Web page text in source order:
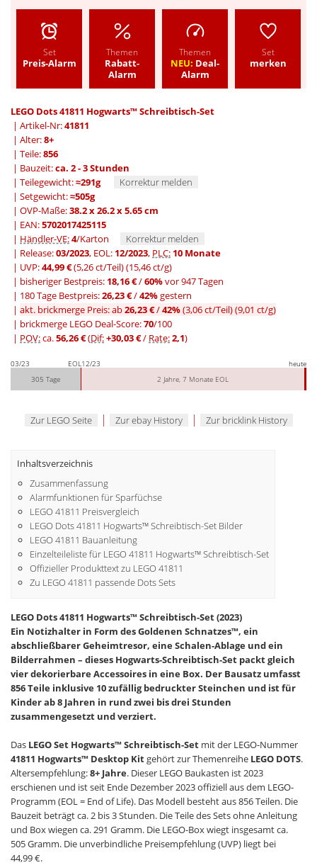
Set
Preis-Alarm
Themen
Rabatt-
Alarm
Themen
NEU: Deal-
Alarm
Set
merken
LEGO Dots 41811 Hogwarts™ Schreibtisch-Set
| Artikel-Nr:41811
| Alter:8+
| Teile:856
| Bauzeit:ca. 2 - 3 Stunden
| Teilegewicht:≈291g
Korrektur melden
| Setgewicht:≈505g
| OVP-Maße:38.2 x 26.2 x 5.65 cm
| EAN:5702017425115
| Händler-VE:4/Karton
Korrektur melden
| Release:03/2023, EOL: 12/2023, PLC: 10 Monate
| UVP:44,99 €(5,26 ct/Teil)(15,46 ct/g)
| bisheriger Bestpreis: 18,16 €/60%vor 947 Tagen
| 180 Tage Bestpreis:26,23 €/42%gestern
| akt. brickmerge Preis: ab26,23 €/42%(3,06 ct/Teil)(9,01 ct/g)
| brickmerge LEGO Deal-Score:70/100
| POV:ca.56,26 €(Dif:+30,03 €/ Rate:2,1)
03/23 EOL12/23
heute
305 Tage
2 Jahre, 7 Monate EOL
Zur LEGO Seite | Zur ebay History | Zur bricklink History
Inhaltsverzeichnis
Zusammenfassung
Alarmfunktionen für Sparfüchse
LEGO 41811 Preisvergleich
LEGO Dots 41811 Hogwarts™ Schreibtisch-Set Bilder
LEGO 41811 Bauanleitung
Einzelteileliste für LEGO 41811 Hogwarts™ Schreibtisch-Set
Offizieller Produkttext zu LEGO 41811
Zu LEGO 41811 passende Dots Sets
LEGO Dots 41811 Hogwarts™ Schreibtisch-Set (2023)
Ein Notizhalter in Form des Goldenen Schnatzes™, ein
abschließbarer Geheimtresor, eine Schalen-Ablage und ein
Bilderrahmen – dieses Hogwarts-Schreibtisch-Set packt gleich
vier dekorierbare Accessoires in eine Box. Der Bausatz umfasst
856 Teile inklusive 10 zufällig bedruckter Steinchen und ist für
Kinder ab 8 Jahren in rund zwei bis drei Stunden
zusammengesetzt und verziert.
Das LEGO Set Hogwarts™ Schreibtisch-Set mit der LEGO-Nummer
41811 Hogwarts™ Desktop Kitgehört zur Themenreihe LEGO DOTS.
Altersempfehlung:8+ Jahre. Dieser LEGO Baukasten ist 2023
erschienen und ist seit Ende Dezember 2023 offiziell aus dem LEGO-
Programm (EOL = End of Life). Das Modell besteht aus 856 Teilen. Die
Bauzeit beträgt ca. 2 bis 3 Stunden. Die Teile des Sets ohne Anleitung
und Box wiegen ca. 291 Gramm. Die LEGO-Box wiegt insgesamt ca.
505 Gramm. Die unverbindliche Preisempfehlung (UVP) liegt bei
44,99 €.